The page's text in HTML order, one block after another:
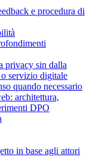
e procedura di
privacy sin dalla
servizio digitale
quando necessario
architettura,
DPO
in base agli attori